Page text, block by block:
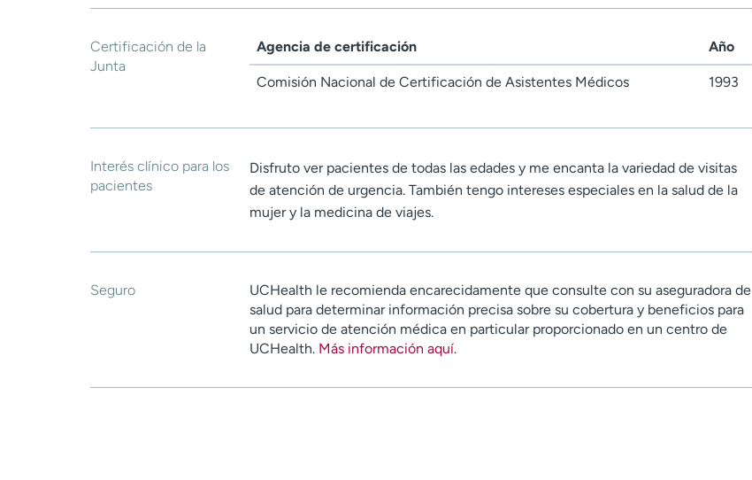
Certificación de la
Junta
Agencia de certificación Año
Comisión Nacional de Certificación de Asistentes Médicos 1993
Interés clínico para los
pacientes
Disfruto ver pacientes de todas las edades y me encanta la variedad de visitas
de atención de urgencia. También tengo intereses especiales en la salud de la
mujer y la medicina de viajes.
Seguro
UCHealth le recomienda encarecidamente que consulte con su aseguradora de
salud para determinar información precisa sobre su cobertura y beneficios para
un servicio de atención médica en particular proporcionado en un centro de
UCHealth. Más información aquí.